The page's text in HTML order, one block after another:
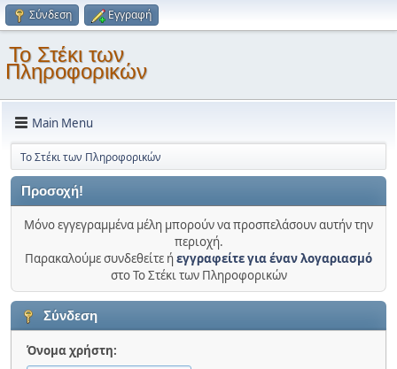
Σύνδεση Εγγραφή
Το Στέκι των
Πληροφορικών
Main Menu
Το Στέκι των Πληροφορικών
Προσοχή!
Μόνο εγγεγραμμένα μέλη μπορούν να προσπελάσουν αυτήν την
περιοχή.
Παρακαλούμε συνδεθείτε ήεγγραφείτε για έναν λογαριασμό
στο Το Στέκι των Πληροφορικών
Σύνδεση
Όνομα χρήστη: